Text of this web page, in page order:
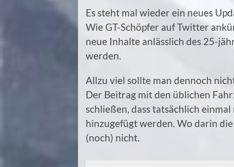
Es steht mal wieder ein neues
Wie GT-Schöpfer auf Twitter
neue Inhalte anlässlich des 25-
werden.
Allzu viel sollte man dennoch
Der Beitrag mit den üblichen
schließen, dass tatsächlich
hinzugefügt werden. Wo darin
(noch) nicht.